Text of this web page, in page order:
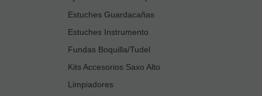
Estuches Guardacañas
Estuches Instrumento
Fundas Boquilla/Tudel
Kits Accesorios Saxo Alto
Limpiadores